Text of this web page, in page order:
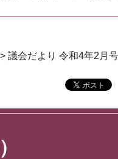
> 議会だより 令和4年2月号